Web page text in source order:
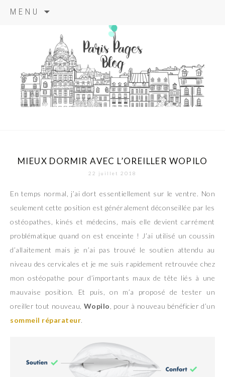
MENU
principal
paris pages
blog
MIEUX DORMIR AVEC L’OREILLER WOPILO
22 juillet 2018
En temps normal, j’ai dort essentiellement sur le ventre. Non
seulement cette position est généralement déconseillée par les
ostéopathes, kinés et médecins, mais elle devient carrément
problématique quand on est enceinte ! J’ai utilisé un coussin
d’allaitement mais je n’ai pas trouvé le soutien attendu au
niveau des cervicales et je me suis rapidement retrouvée chez
mon ostéopathe pour d’importants maux de tête liés à une
mauvaise position. Et puis, on m’a proposé de tester un
oreiller tout nouveau, Wopilo , pour à nouveau bénéficier d’un
sommeil réparateur.